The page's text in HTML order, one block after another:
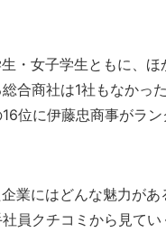
・女子学生ともに、ほ
合商社は1社もなかっ
16位に伊藤忠商事がラ
業にはどんな魅力があ
員クチコミから見て